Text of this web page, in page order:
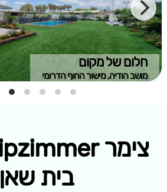
חלום של מקום
מושב הודיה, מישור החוף הדרומי
בית שאן